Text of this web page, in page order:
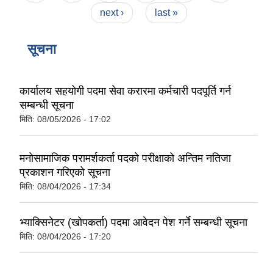
next ›
last »
सूचना
कार्यालय सहयोगी पदमा सेवा करारमा कर्मचारी पदपूर्ति गर्न
सम्बन्धी सूचना
मिति: 08/05/2026 - 17:02
मनोसामाजिक परामर्शकर्ता पदको परीक्षाको अन्तिम नतिजा
प्रकाशन गरिएको सूचना
मिति: 08/04/2026 - 17:34
भ्याक्सिनेटर (खोपकर्ता) पदमा आवेदन पेश गर्ने सम्बन्धी सूचना
मिति: 08/04/2026 - 17:20